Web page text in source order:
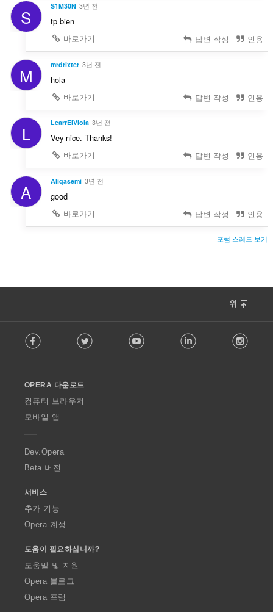
S S1M30N 3년 전
tp bien
바로가기
답변 작성 인용
M mrdrixter 3년 전
hola
바로가기
답변 작성 인용
L LearrElViola 3년 전
Vey nice. Thanks!
바로가기
답변 작성 인용
A Aliqasemi 3년 전
good
바로가기
답변 작성 인용
포럼 스레드 보기
위
o
w
O
p
a
Facebook Twitter Youtube LinkedIn
OPERA 다운로드
컴퓨터 브라우저
모바일 앱
Dev.Opera
Beta 버전
서비스
추가 기능
Opera 계정
도움이 필요하십니까?
도움말 및 지원
Opera 블로그
Opera 포럼